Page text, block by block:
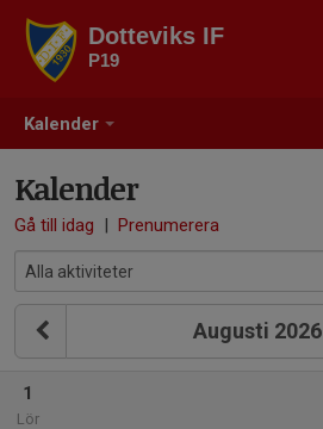
Kalender
Dotteviks IF
P19
Kalender
Gå till idag | Prenumerera
Augusti 2026
1
Lör